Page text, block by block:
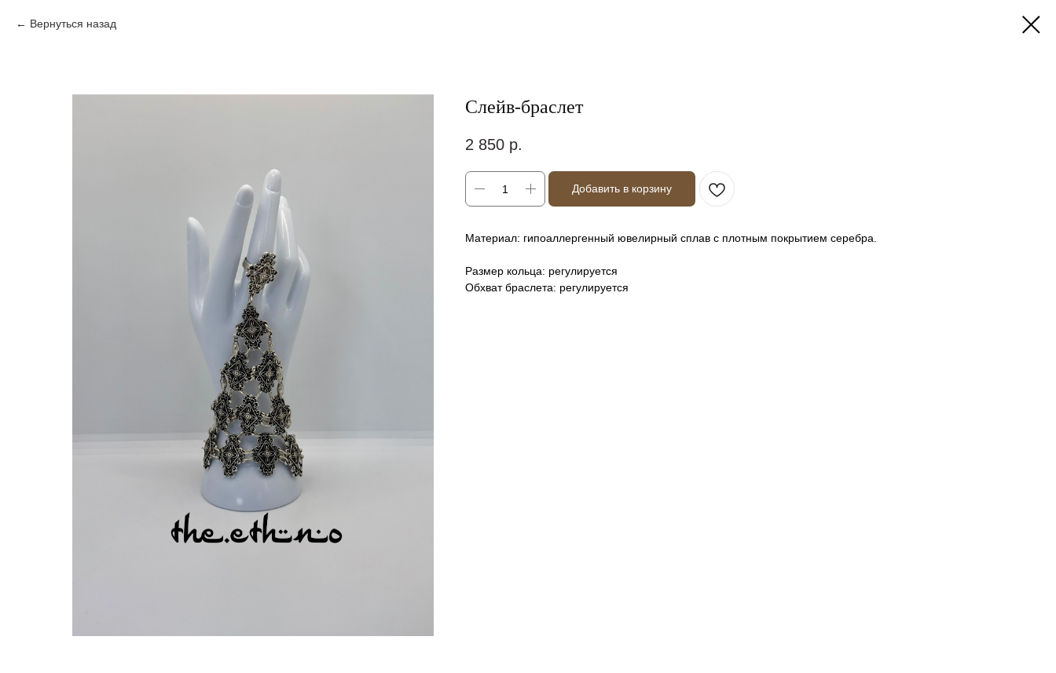
Вернуться назад
Слейв-браслет
2 850 р.
Добавить в корзину
Материал: гипоаллергенный ювелирный сплав с плотным покрытием серебра.
Размер кольца: регулируется
Обхват браслета: регулируется